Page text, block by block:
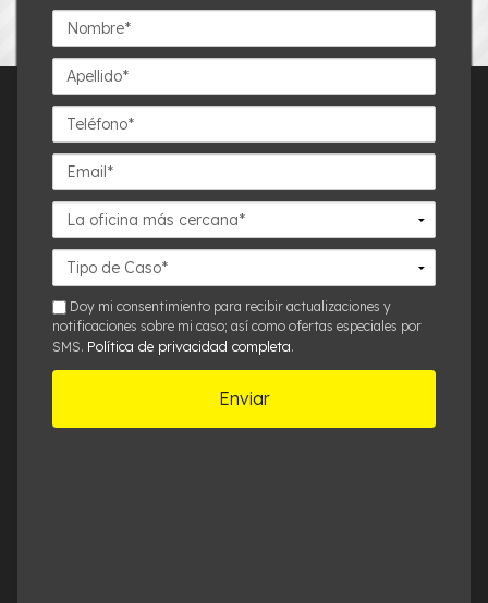
Nombre*
Apellido*
Teléfono*
Email*
La
oficina
más
cercana*
Detalles
del
Caso*
smsDoy mi consentimiento para recibir actualizaciones y
notificaciones sobre mi caso; así como ofertas especiales por
SMS. Política de privacidad completa.